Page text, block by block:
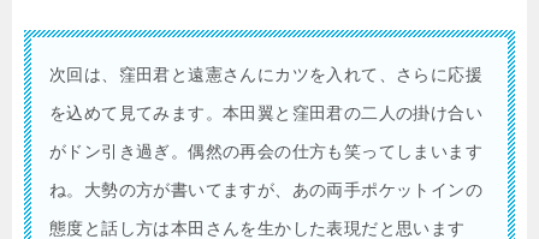
次回は、窪田君と遠憲さんにカツを入れて、さらに応援
を込めて見てみます。本田翼と窪田君の二人の掛け合い
がドン引き過ぎ。偶然の再会の仕方も笑ってしまいます
ね。大勢の方が書いてますが、あの両手ポケットインの
態度と話し方は本田さんを生かした表現だと思います